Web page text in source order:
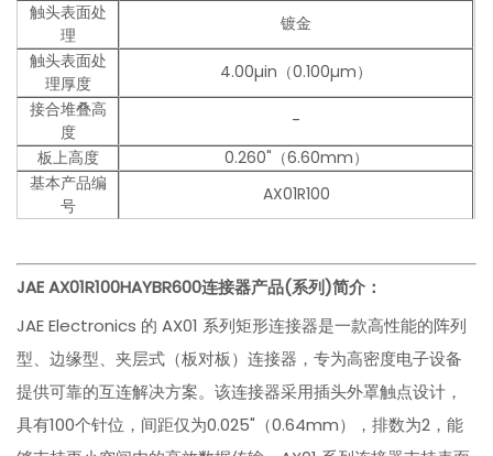
触头表面处
理
镀金
触头表面处
理厚度
4.00µin（0.100µm）
接合堆叠高
度
-
板上高度
0.260"（6.60mm）
基本产品编
号
AX01R100
JAE AX01R100HAYBR600连接器产品(系列)简介：
JAE Electronics 的 AX01 系列矩形连接器是一款高性能的阵列
型、边缘型、夹层式（板对板）连接器，专为高密度电子设备
提供可靠的互连解决方案。该连接器采用插头外罩触点设计，
具有100个针位，间距仅为0.025"（0.64mm），排数为2，能